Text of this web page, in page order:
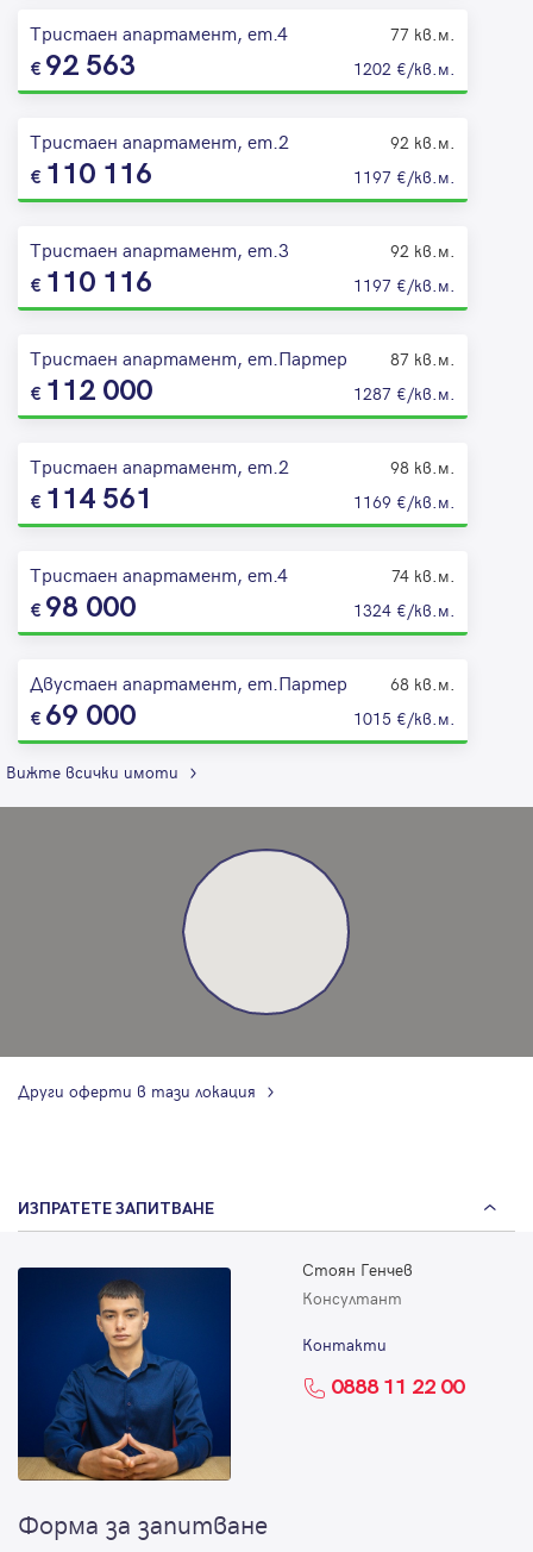
Тристаен апартамент, ет.4 77 кв.м.
92 563 1202 €/кв.м.
Тристаен апартамент, ет.2 92 кв.м.
110 116 1197 €/кв.м.
Тристаен апартамент, ет.3 92 кв.м.
110 116 1197 €/кв.м.
Тристаен апартамент, ет.Партер 87 кв.м.
112 000 1287 €/кв.м.
Тристаен апартамент, ет.2 98 кв.м.
114 561 1169 €/кв.м.
Тристаен апартамент, ет.4 74 кв.м.
98 000 1324 €/кв.м.
Двустаен апартамент, ет.Партер 68 кв.м.
69 000 1015 €/кв.м.
Вижте всички имоти
Други оферти в тази локация
ИЗПРАТЕТЕ ЗАПИТВАНЕ
Стоян Генчев
Консултант
Контакти
0888 11 22 00
Форма за запитване